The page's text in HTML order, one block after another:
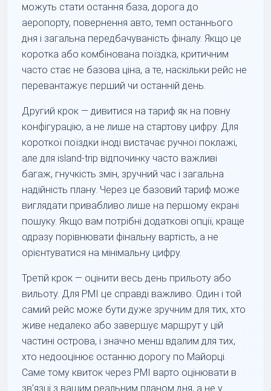
можуть стати остання база, дорога до
аеропорту, повернення авто, темп останнього
дня і загальна передбачуваність фіналу. Якщо це
коротка або комбінована поїздка, критичним
часто стає не базова ціна, а те, наскільки рейс не
перевантажує перший чи останній день.
Другий крок — дивитися на тариф як на повну
конфігурацію, а не лише на стартову цифру. Для
короткої поїздки іноді вистачає ручної поклажі,
але для island-trip відпочинку часто важливі
багаж, гнучкість змін, зручний час і загальна
надійність плану. Через це базовий тариф може
виглядати привабливо лише на першому екрані
пошуку. Якщо вам потрібні додаткові опції, краще
одразу порівнювати фінальну вартість, а не
орієнтуватися на мінімальну цифру.
Третій крок — оцінити весь день прильоту або
вильоту. Для PMI це справді важливо. Один і той
самий рейс може бути дуже зручним для тих, хто
живе недалеко або завершує маршрут у цій
частині острова, і значно менш вдалим для тих,
хто недооцінює останню дорогу по Майорці.
Саме тому квиток через PMI варто оцінювати в
зв’язці з вашим реальним планом дня, а не у